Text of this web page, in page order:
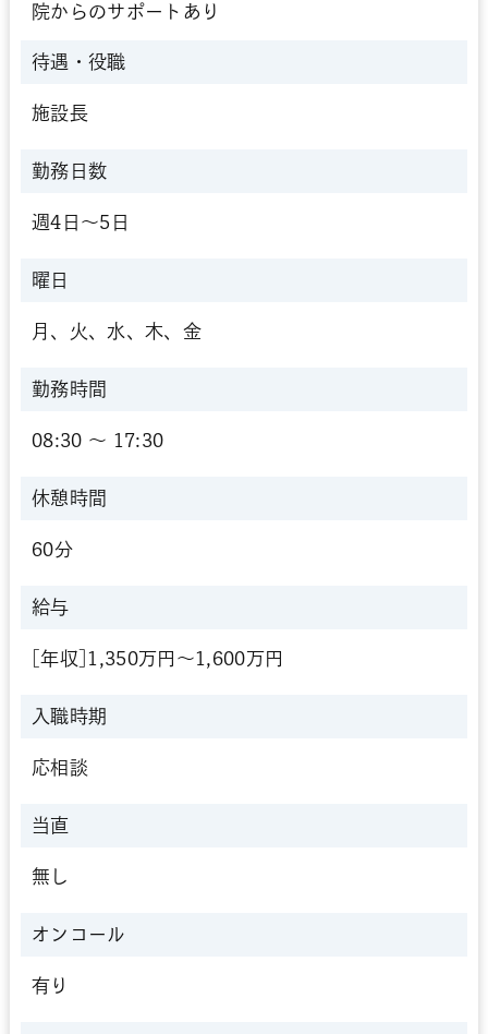
院からのサポートあり
待遇・役職
施設長
勤務日数
週4日～5日
曜日
月、火、水、木、金
勤務時間
08:30 〜 17:30
休憩時間
60分
給与
[年収]1,350万円～1,600万円
入職時期
応相談
当直
無し
オンコール
有り